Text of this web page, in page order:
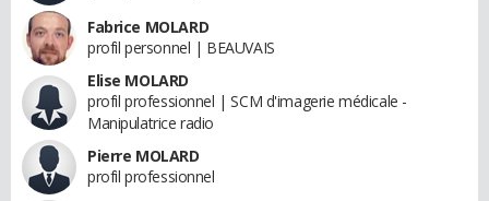
Fabrice MOLARD
profil personnel | BEAUVAIS
Elise MOLARD
profil professionnel | SCM d'imagerie médicale -
Manipulatrice radio
Pierre MOLARD
profil professionnel